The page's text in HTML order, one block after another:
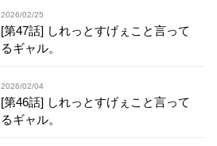
2026/02/25
[第47話] しれっとすげぇこと言って
るギャル。
2026/02/04
[第46話] しれっとすげぇこと言って
るギャル。